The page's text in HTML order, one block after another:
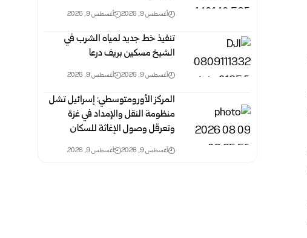
أغسطس 9, 2026 أغسطس 9, 2026
تنفيذ خط جديد لمياه الشرب في
الشيخ مسكين بريف درعا
أغسطس 9, 2026 أغسطس 9, 2026
المركز الأورومتوسطي: إسرائيل تشل
منظومة النقل والإمداد في غزة
وتعرقل وصول الإغاثة للسكان
أغسطس 9, 2026 أغسطس 9, 2026